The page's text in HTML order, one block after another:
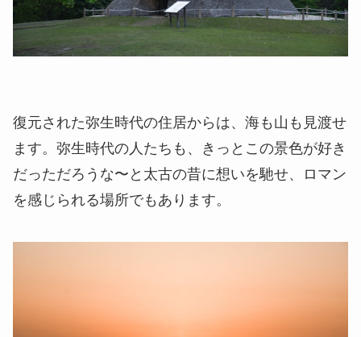
復元された弥生時代の住居からは、海も山も見渡せ
ます。弥生時代の人たちも、きっとこの景色が好き
だっただろうな〜と太古の昔に想いを馳せ、ロマン
を感じられる場所でもあります。